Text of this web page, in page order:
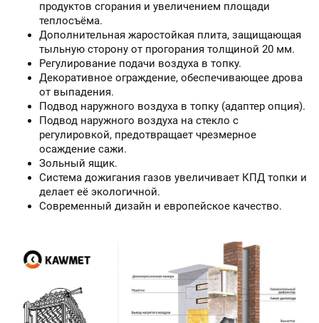
продуктов сгорания и увеличением площади
теплосъёма.
Дополнительная жаростойкая плита, защищающая
тыльную сторону от прогорания толщиной 20 мм.
Регулирование подачи воздуха в топку.
Декоративное ограждение, обеспечивающее дрова
от выпадения.
Подвод наружного воздуха в топку (адаптер опция).
Подвод наружного воздуха на стекло с
регулировкой, предотвращает чрезмерное
осаждение сажи.
Зольный ящик.
Система дожигания газов увеличивает КПД топки и
делает её экологичной.
Современный дизайн и европейское качество.